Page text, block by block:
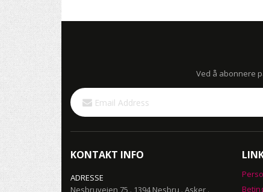
Ved å abonnere
Sign
Up
for
KONTAKT INFO
ADRESSE